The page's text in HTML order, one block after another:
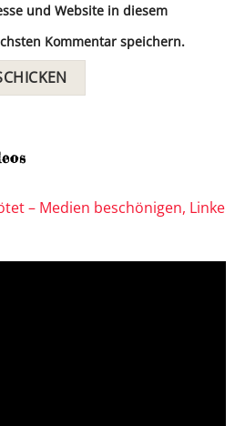
und Website in diesem
Kommentar speichern.
– Medien beschönigen, Linke